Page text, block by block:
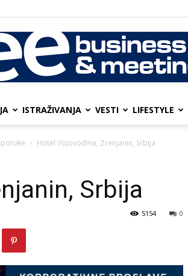
ISTRAŽIVANJA VESTI LIFESTYLE
Hotel Vojovodina, Zrenjanin, Srbija
Srbija
0
5154